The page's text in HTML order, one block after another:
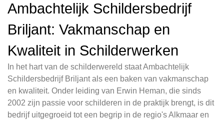
Ambachtelijk Schildersbedrijf
Briljant: Vakmanschap en
Kwaliteit in Schilderwerken
In het hart van de schilderwereld staat Ambachtelijk
Schildersbedrijf Briljant als een baken van vakmanschap
en kwaliteit. Onder leiding van Erwin Heman, die sinds
2002 zijn passie voor schilderen in de praktijk brengt, is dit
bedrijf uitgegroeid tot een begrip in de regio's Alkmaar en